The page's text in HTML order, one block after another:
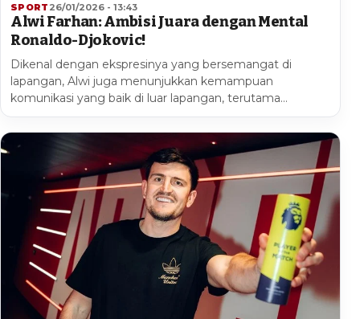
SPORT 26/01/2026 - 13:43
Alwi Farhan: Ambisi Juara dengan Mental
Ronaldo-Djokovic!
Dikenal dengan ekspresinya yang bersemangat di
lapangan, Alwi juga menunjukkan kemampuan
komunikasi yang baik di luar lapangan, terutama…